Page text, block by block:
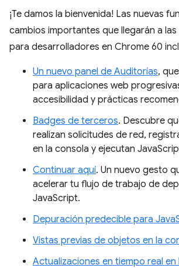
¡Te damos la bienvenida! Las nuevas
cambios importantes que llegarán a las
para desarrolladores en Chrome 60
Un nuevo panel de Auditorías,
para aplicaciones web
accesibilidad y prácticas
Badges de terceros. Descubre
realizan solicitudes de red,
en la consola y ejecutan
Continuar aquí. Un nuevo gesto
acelerar tu flujo de trabajo de
JavaScript.
Depuración predecible para
Vistas previas de objetos en la
Actualizaciones en tiempo real en